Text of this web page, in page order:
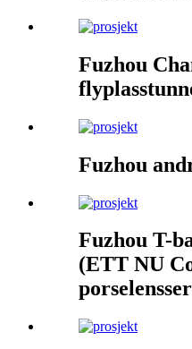
Fuzhou
Fuzhou
Fuzhou T-
(ETT NU